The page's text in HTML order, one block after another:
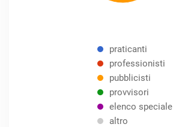
praticanti
professionisti
pubblicisti
provvisori
elenco speciale
altro